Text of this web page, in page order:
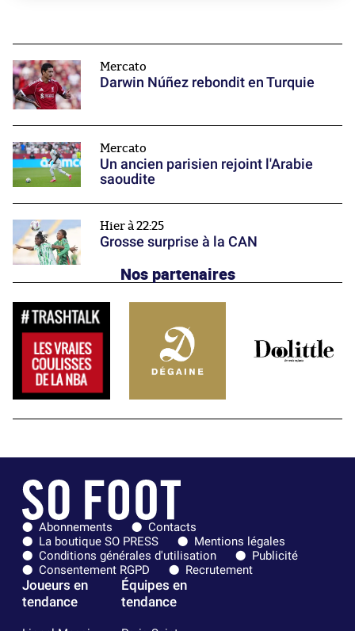
Mercato
Darwin Núñez rebondit en Turquie
Mercato
Un ancien parisien rejoint l'Arabie
saoudite
Hier à 22:25
Grosse surprise à la CAN
Nos partenaires
Abonnements
Contacts
La boutique SO PRESS
Mentions légales
Conditions générales d'utilisation
Publicité
Consentement RGPD
Recrutement
Joueurs en
tendance
Équipes en
tendance